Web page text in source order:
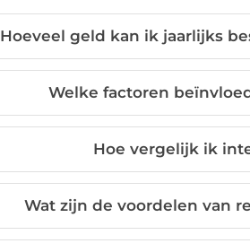
Hoeveel geld kan ik jaarlijks
Welke factoren
Hoe vergelijk ik
Wat zijn de voordelen van